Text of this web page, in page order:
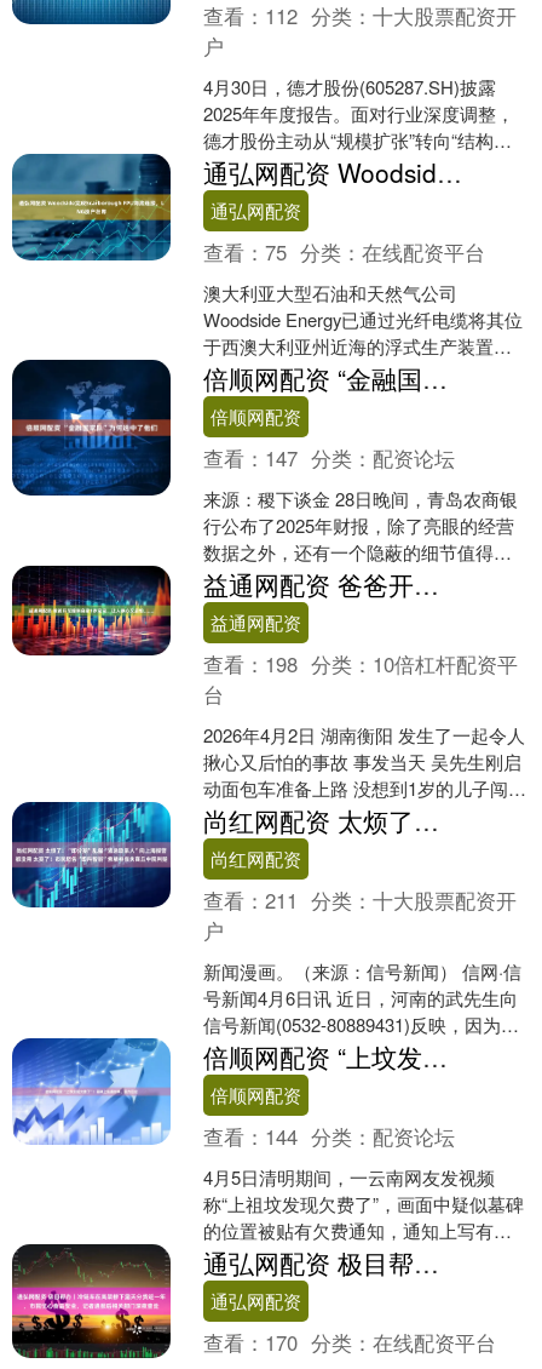
查看： 112 分类：十大股票配资开
户
4月30日，德才股份(605287.SH)披露
2025年年度报告。面对行业深度调整，
德才股份主动从“规模扩张”转向“结构优
化与价值深耕”，持续聚焦“城市更
新”与....
通弘网配资 Woodside完成Scarborough FPU海底连接，LNG投产在即
通弘网配资
查看：75 分类：在线配资平台
澳大利亚大型石油和天然气公司
Woodside Energy已通过光纤电缆将其位
于西澳大利亚州近海的浮式生产装置与
陆上作业连接起来，这标志着
Scarborough....
倍顺网配资 “金融国家队”为何选中了他们
倍顺网配资
查看： 147 分类：配资论坛
来源：稷下谈金 28日晚间，青岛农商银
行公布了2025年财报，除了亮眼的经营
数据之外，还有一个隐蔽的细节值得关
注，属于“国家队”序列的中信金融资管现
身青岛农商农....
益通网配资 爸爸开车撞倒自家1岁宝宝，让人揪心又后怕……
益通网配资
查看： 198 分类： 10倍杠杆配资平
台
2026年4月2日 湖南衡阳 发生了一起令人
揪心又后怕的事故 事发当天 吴先生刚启
动面包车准备上路 没想到1岁的儿子闯入
了车辆盲区 毫无察觉的他径直撞了上去
车....
尚红网配资 太烦了！“即分期”乱催“紧急联系人”向上海报警都没用 太爽了！市民怒告“即科智能”索精神损失商丘中院判赔
尚红网配资
查看：211 分类：十大股票配资开
户
新闻漫画。（来源：信号新闻） 信网·信
号新闻4月6日讯 近日，河南的武先生向
信号新闻(0532-80889431)反映，因为自
己的手机号码被一位陌生人填作“即分....
倍顺网配资 “上坟发现欠费了”！墓碑上贴通知单，园方回应
倍顺网配资
查看： 144 分类：配资论坛
4月5日清明期间，一云南网友发视频
称“上祖坟发现欠费了”，画面中疑似墓碑
的位置被贴有欠费通知，通知上写有如
果6个月内未缴纳管理费，将根据《管理
规定》第二十条执行....
通弘网配资 极目帮办丨冷链车在高架桥下露天分货近一年，市民忧心食品安全，记者通报后相关部门深夜查处
通弘网配资
查看： 170 分类：在线配资平台